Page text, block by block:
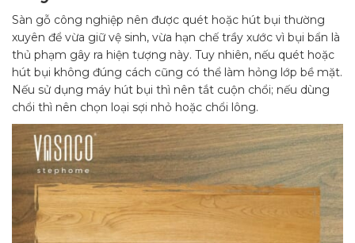
Sàn gỗ công nghiệp nên được quét hoặc hút bụi thường
xuyên để vừa giữ vệ sinh, vừa hạn chế trầy xước vì bụi bẩn là
thủ phạm gây ra hiện tượng này. Tuy nhiên, nếu quét hoặc
hút bụi không đúng cách cũng có thể làm hỏng lớp bề mặt.
Nếu sử dụng máy hút bụi thì nên tắt cuộn chổi; nếu dùng
chổi thì nên chọn loại sợi nhỏ hoặc chổi lông.